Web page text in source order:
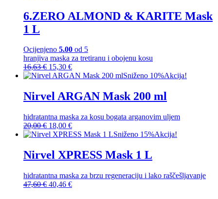
do
28,00 €
6.ZERO ALMOND & KARITE Mask
1 L
Ocijenjeno 5.00 od 5
hranjiva maska za tretiranu i obojenu kosu
16,63€ Izvorna
cijena
je:
16,63 €.
15,30 €Trenutna
cijena
15,30 €.
Sniženo 10%Akcija!
Nirvel ARGAN Mask 200 ml
hidratantna maska za kosu bogata arganovim uljem
20,00€ Izvorna
cijena
je:
20,00 €.
18,00 €Trenutna
cijena
18,00 €.
Sniženo 15%Akcija!
Nirvel XPRESS Mask 1 L
hidratantna maska za brzu regeneraciju i lako raščešljavanje
47,60€ Izvorna
40,46 €Trenutna